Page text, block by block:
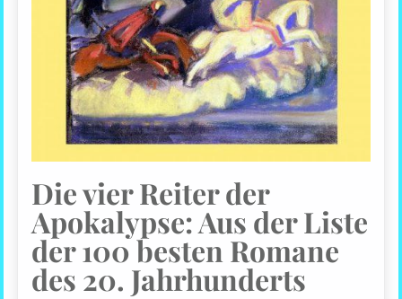
Die vier Reiter der
Apokalypse: Aus der Liste
der 100 besten Romane
des 20. Jahrhunderts